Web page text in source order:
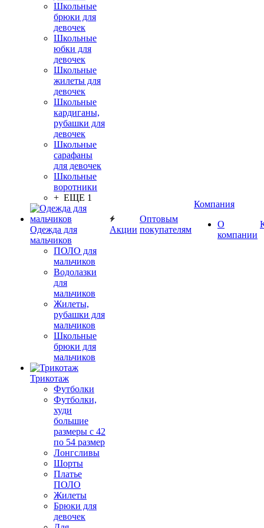
Школьные
брюки для
девочек
Школьные
юбки для
девочек
Школьные
жилеты для
девочек
Школьные
кардиганы,
рубашки для
девочек
Школьные
сарафаны
для девочек
Школьные
воротники
+ ЕЩЕ 1
Одежда для
мальчиков
ПОЛО для
мальчиков
Водолазки
для
мальчиков
Жилеты,
рубашки для
мальчиков
Школьные
брюки для
мальчиков
Трикотаж
Футболки
Футболки,
худи
большие
размеры с 42
по 54 размер
Лонгсливы
Шорты
Платье
ПОЛО
Жилеты
Брюки для
девочек
Акции
Оптовым
покупателям
Компания
О
компании